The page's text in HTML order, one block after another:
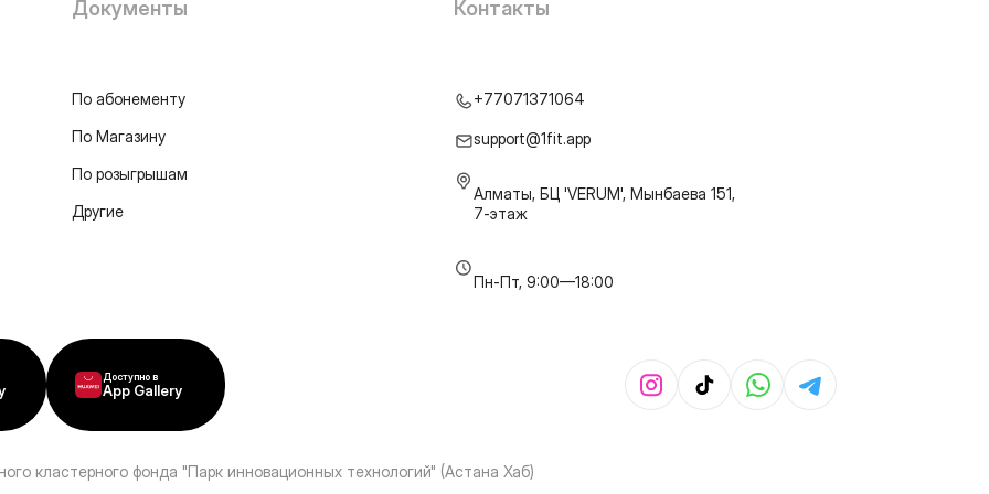
Документы
По абонементу
По Магазину
По розыгрышам
Другие
Контакты
+77071371064
support@1fit.app
Алматы, БЦ 'VERUM', Мынбаева 151,
7-этаж
Пн-Пт, 9:00—18:00
Доступно в
App Gallery
кластерного фонда "Парк инновационных технологий" (Астана Хаб)